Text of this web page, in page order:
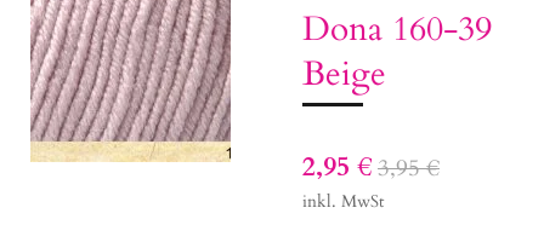
Dona 160-39
Beige
2,95 € 3,95 €
inkl. MwSt